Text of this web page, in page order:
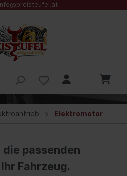
Elektromotor
die passenden
Fahrzeug.